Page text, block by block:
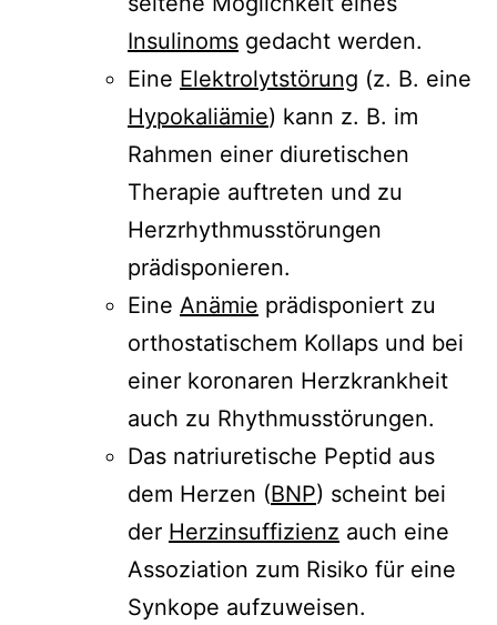
Insulinoms gedacht werden.
Eine Elektrolytstörung (z. B. eine
Hypokaliämie) kann z. B. im
Rahmen einer diuretischen
Therapie auftreten und zu
Herzrhythmusstörungen
prädisponieren.
Eine Anämie prädisponiert zu
orthostatischem Kollaps und bei
einer koronaren Herzkrankheit
auch zu Rhythmusstörungen.
Das natriuretische Peptid aus
dem Herzen (BNP) scheint bei
der Herzinsuffizienz auch eine
Assoziation zum Risiko für eine
Synkope aufzuweisen.